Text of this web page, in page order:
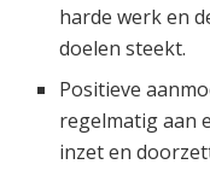
harde werk en
doelen steekt.
Positieve
regelmatig aan
inzet en